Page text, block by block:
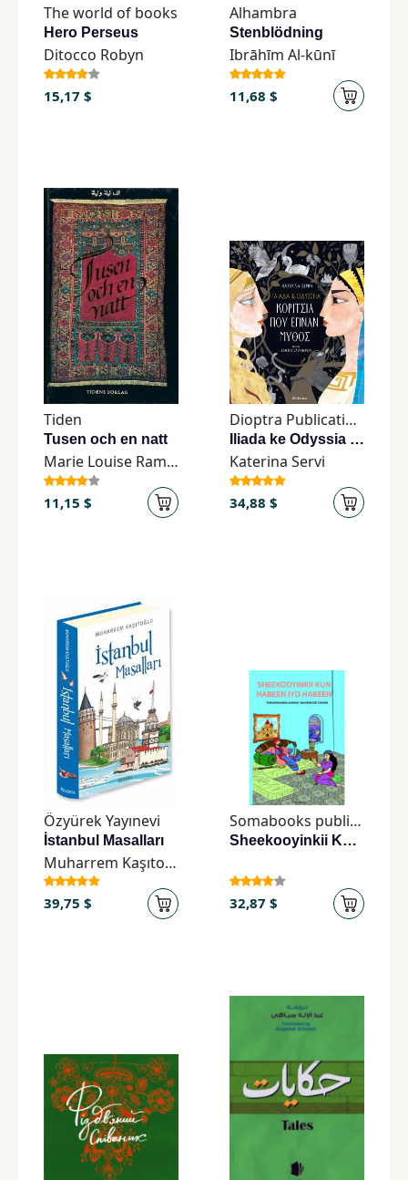
The world of books
Hero Perseus
Ditocco Robyn
15,17 $
Alhambra
Stenblödning
Ibrāhīm Al-kūnī
11,68 $
Tiden
Tusen och en natt
Marie Louise Ramnefalk
11,15 $
Dioptra Publication Greece
Iliada ke Odyssia - Ta koritsia pou eginan mithos
Katerina Servi
34,88 $
Özyürek Yayınevi
İstanbul Masalları
Muharrem Kaşıtoğlu
39,75 $
Somabooks publications
Sheekooyinkii Kun Habeen iyo Habeen
32,87 $